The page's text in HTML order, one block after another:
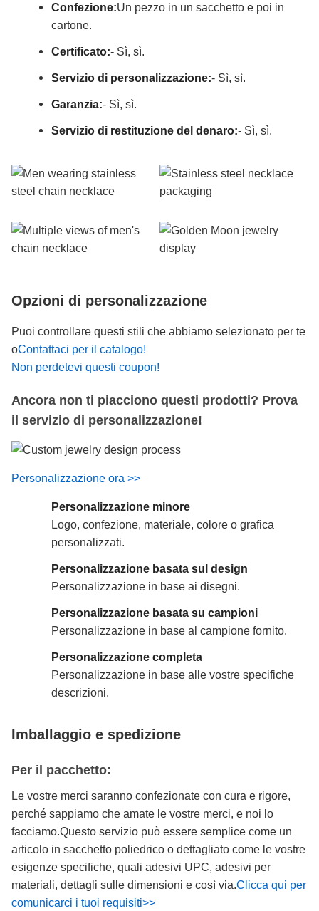
Confezione:Un pezzo in un sacchetto e poi in
cartone.
Certificato:- Sì, sì.
Servizio di personalizzazione:- Sì, sì.
Garanzia:- Sì, sì.
Servizio di restituzione del denaro:- Sì, sì.
Opzioni di personalizzazione
Puoi controllare questi stili che abbiamo selezionato per te
oContattaci per il catalogo!
Non perdetevi questi coupon!
Ancora non ti piacciono questi prodotti? Prova
il servizio di personalizzazione!
Personalizzazione ora >>
Personalizzazione minore
Logo, confezione, materiale, colore o grafica
personalizzati.
Personalizzazione basata sul design
Personalizzazione in base ai disegni.
Personalizzazione basata su campioni
Personalizzazione in base al campione fornito.
Personalizzazione completa
Personalizzazione in base alle vostre specifiche
descrizioni.
Imballaggio e spedizione
Per il pacchetto:
Le vostre merci saranno confezionate con cura e rigore,
perché sappiamo che amate le vostre merci, e noi lo
facciamo.Questo servizio può essere semplice come un
articolo in sacchetto poliedrico o dettagliato come le vostre
esigenze specifiche, quali adesivi UPC, adesivi per
materiali, dettagli sulle dimensioni e così via.Clicca qui per
comunicarci i tuoi requisiti>>